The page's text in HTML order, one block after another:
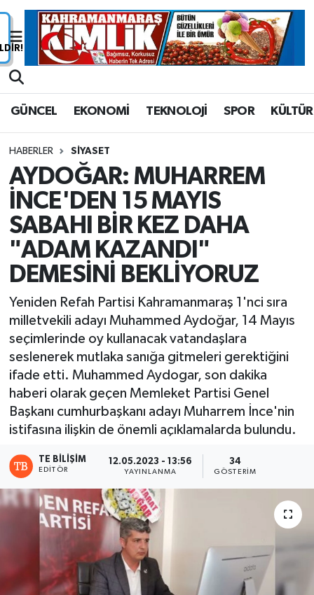
GÜNCEL EKONOMİ TEKNOLOJİ SPOR KÜLTÜR
HABERLER SİYASET
AYDOĞAR: MUHARREM
İNCE'DEN 15 MAYIS
SABAHI BİR KEZ DAHA
"ADAM KAZANDI"
DEMESİNİ BEKLİYORUZ
Yeniden Refah Partisi Kahramanmaraş 1'nci sıra
milletvekili adayı Muhammed Aydoğar, 14 Mayıs
seçimlerinde oy kullanacak vatandaşlara
seslenerek mutlaka sanığa gitmeleri gerektiğini
ifade etti. Muhammed Aydogar, son dakika
haberi olarak geçen Memleket Partisi Genel
Başkanı cumhurbaşkanı adayı Muharrem İnce'nin
istifasına ilişkin de önemli açıklamalarda bulundu.
TE BILIŞIM
EDITÖR
12.05.2023 - 13:56
YAYINLANMA
34
GÖSTERIM
Nöbetçi Eczaneler
Trafik Durumu
Süper Lig Puan Durumu ve Fikstür
Tüm Manşetler
Son Dakika Haberleri
Haber Arşivi